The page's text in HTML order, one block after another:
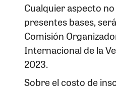
Cualquier aspecto
presentes bases,
Comisión
Internacional de la
2023.
Sobre el costo de